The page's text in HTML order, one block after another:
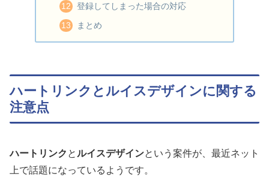
登録してしまった場合の対応
まとめ
ハートリンクとルイスデザインに関する
注意点
ハートリンク と ルイスデザインという案件が、最近ネット
上で話題になっているようです。